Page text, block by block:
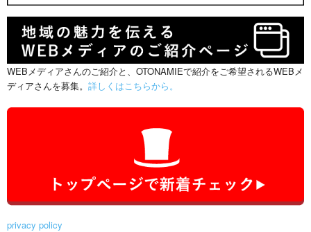
WEBメディアさんのご紹介と、OTONAMIEで紹介をご希望されるWEBメ
ディアさんを募集。 詳しくはこちらから。
privacy policy